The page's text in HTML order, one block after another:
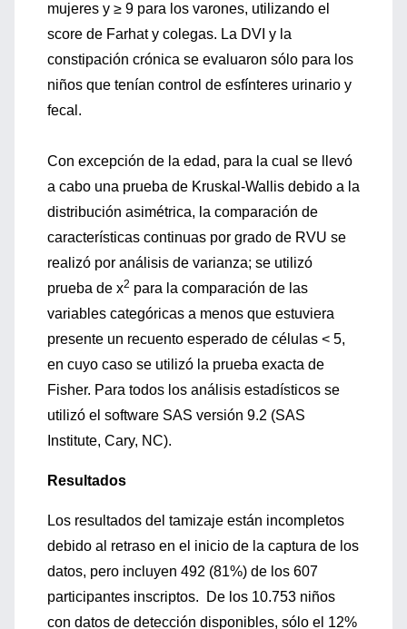
mujeres y ≥ 9 para los varones, utilizando el
score de Farhat y colegas. La DVI y la
constipación crónica se evaluaron sólo para los
niños que tenían control de esfínteres urinario y
fecal.
Con excepción de la edad, para la cual se llevó
a cabo una prueba de Kruskal-Wallis debido a la
distribución asimétrica, la comparación de
características continuas por grado de RVU se
realizó por análisis de varianza; se utilizó
prueba de x2 para la comparación de las
variables categóricas a menos que estuviera
presente un recuento esperado de células < 5,
en cuyo caso se utilizó la prueba exacta de
Fisher. Para todos los análisis estadísticos se
utilizó el software SAS versión 9.2 (SAS
Institute, Cary, NC).
Resultados
Los resultados del tamizaje están incompletos
debido al retraso en el inicio de la captura de los
datos, pero incluyen 492 (81%) de los 607
participantes inscriptos. De los 10.753 niños
con datos de detección disponibles, sólo el 12%